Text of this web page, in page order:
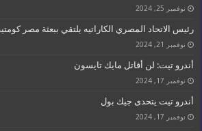
نوفمبر 25, 2024
رئيس الاتحاد المصري الكاراتيه يلتقي ببعثة مصر
نوفمبر 21, 2024
أندرو تيت: لن أقاتل مايك تايسون
نوفمبر 17, 2024
أندرو تيت يتحدى جيك بول
نوفمبر 17, 2024